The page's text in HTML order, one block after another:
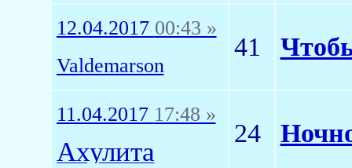
12.04.2017 00:43 »
Valdemarson
41
11.04.2017 17:48 »
Ахулита
24